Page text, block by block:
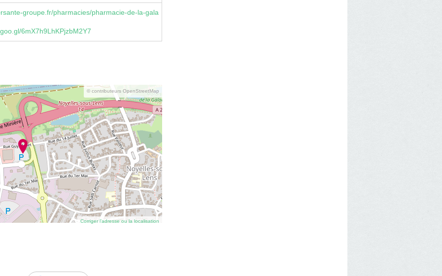
groupe.fr/pharmacies/pharmacie-de-la-gala
6mX7h9LhKPjzbM2Y7
© contributeurs OpenStreetMap
Corriger l’adresse ou la localisation